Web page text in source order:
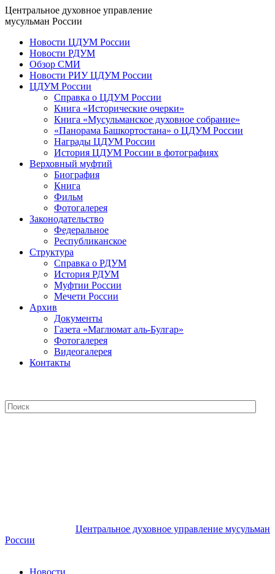
Центральное духовное управление
мусульман России
Новости ЦДУМ России
Новости РДУМ
Обзор СМИ
Новости РИУ ЦДУМ России
ЦДУМ России
Справка о ЦДУМ России
Книга «Исторические очерки»
Книга «Мусульманское духовное собрание»
«Панорама Башкортостана» о ЦДУМ России
Награды ЦДУМ России
История ЦДУМ России в фотографиях
Верховный муфтий
Биография
Книга
Фильм
Фотогалерея
Законодательство
Федеральное
Республиканское
Структура
Справка о РДУМ
История РДУМ
Муфтии России
Мечети России
Архив
Документы
Газета «Маглюмат аль-Булгар»
Фотогалерея
Видеогалерея
Контакты
Центральное духовное управление мусульман
России
Новости